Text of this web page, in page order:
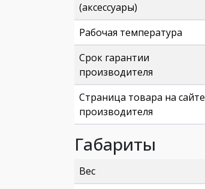
(аксессуары)
Рабочая температура
Срок гарантии
производителя
Страница товара на сайте
производителя
Габариты
Вес